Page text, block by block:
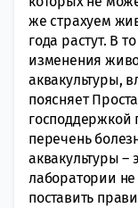
же страхуем
года растут. В
изменения
аквакультуры,
поясняет
господдержкой
перечень
аквакультуры –
лаборатории не
поставить